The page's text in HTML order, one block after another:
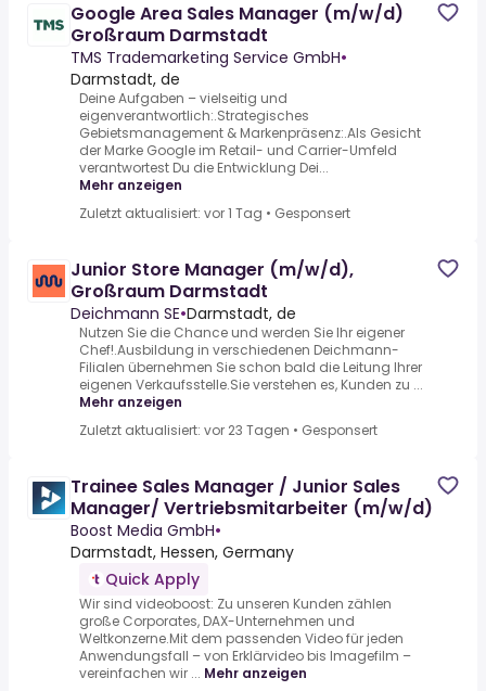
Google Area Sales Manager (m/w/d)
Großraum Darmstadt
TMS Trademarketing Service GmbH•
Darmstadt, de
Deine Aufgaben – vielseitig und
eigenverantwortlich:.Strategisches
Gebietsmanagement & Markenpräsenz:.Als Gesicht
der Marke Google im Retail- und Carrier-Umfeld
verantwortest Du die Entwicklung Dei...
Mehr anzeigen
Zuletzt aktualisiert: vor 1 Tag • Gesponsert
Junior Store Manager (m/w/d),
Großraum Darmstadt
Deichmann SE•Darmstadt, de
Nutzen Sie die Chance und werden Sie Ihr eigener
Chef!.Ausbildung in verschiedenen Deichmann-
Filialen übernehmen Sie schon bald die Leitung Ihrer
eigenen Verkaufsstelle.Sie verstehen es, Kunden zu ...
Mehr anzeigen
Zuletzt aktualisiert: vor 23 Tagen • Gesponsert
Trainee Sales Manager / Junior Sales
Manager/ Vertriebsmitarbeiter (m/w/d)
Boost Media GmbH•
Darmstadt, Hessen, Germany
Quick Apply
Wir sind videoboost: Zu unseren Kunden zählen
große Corporates, DAX-Unternehmen und
Weltkonzerne.Mit dem passenden Video für jeden
Anwendungsfall – von Erklärvideo bis Imagefilm –
vereinfachen wir ... Mehr anzeigen